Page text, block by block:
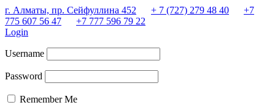
г. Алматы, пр. Сейфуллина 452 + 7 (727) 279 48 40
+7
775 607 56 47
+7 777 596 79 22
Login
Username
Password
Remember Me